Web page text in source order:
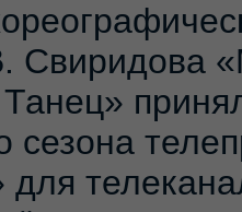
сезона